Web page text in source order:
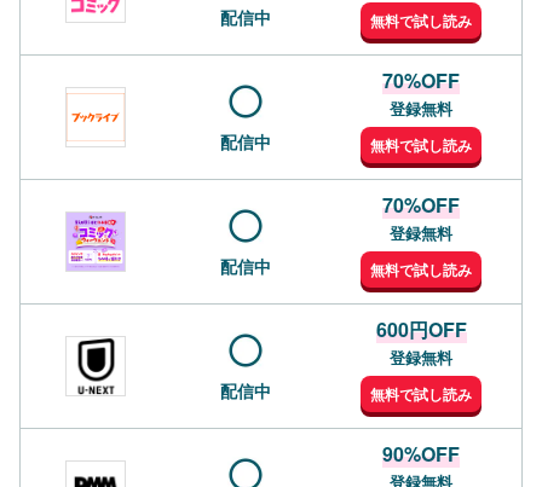
配信中 無料で試し読み
配信中
70%OFF
登録無料
無料で試し読み
配信中
70%OFF
登録無料
無料で試し読み
配信中
600円OFF
登録無料
無料で試し読み
90%OFF
登録無料